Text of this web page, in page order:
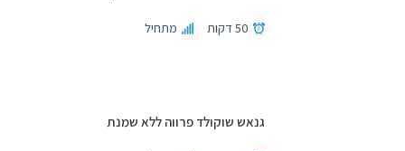
50 דקות מתחיל
גנאש שוקולד פרווה ללא שמנת